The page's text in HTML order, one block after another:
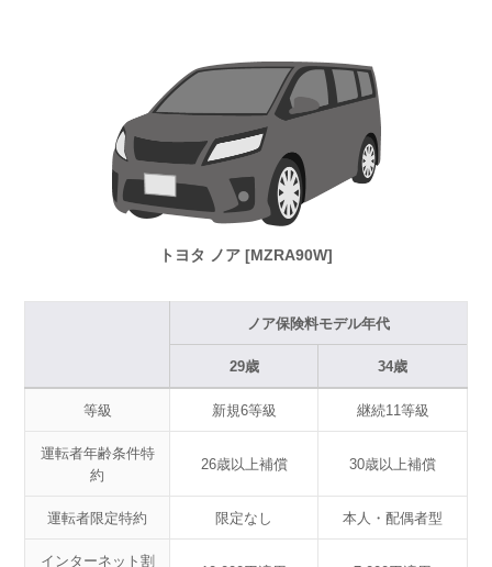
トヨタ ノア [MZRA90W]
ノア保険料モデル年代
29歳 34歳
等級 新規6等級 継続11等級
運転者年齢条件特
約
26歳以上補償 30歳以上補償
運転者限定特約 限定なし 本人・配偶者型
インターネット割